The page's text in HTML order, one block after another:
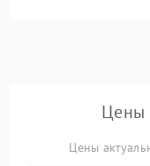
Цены
Цены